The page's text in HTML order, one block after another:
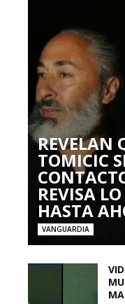
REVELAN
TOMICIC
REVISA
HASTA
VANGUARDIA